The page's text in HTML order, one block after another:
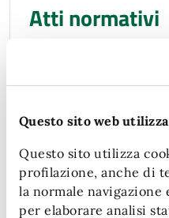
Questo sito web
Questo sito utilizza
profilazione, anche di
la normale navigazione
per elaborare analisi
Atti normativi
Dataset
Documento